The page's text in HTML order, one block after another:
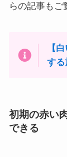
らの記事もご
【
する
初期の赤い
できる